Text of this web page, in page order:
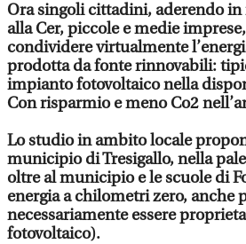
Ora singoli cittadini, aderendo
alla Cer, piccole e medie
condividere virtualmente
prodotta da fonte rinnovabili:
impianto fotovoltaico nella
Con risparmio e meno Co2
Lo studio in ambito locale
municipio di Tresigallo, nella
oltre al municipio e le scuole di
energia a chilometri zero, anche
necessariamente essere
fotovoltaico).